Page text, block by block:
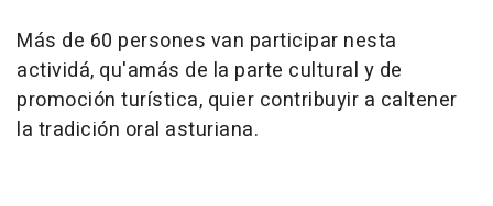
Más de 60 persones van participar nesta
actividá, qu'amás de la parte cultural y de
promoción turística, quier contribuyir a caltener
la tradición oral asturiana.